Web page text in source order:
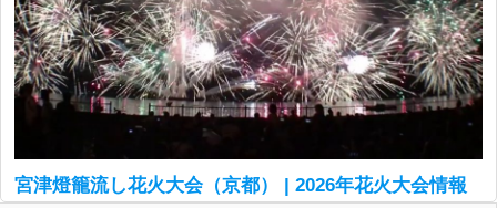
宮津燈籠流し花火大会（京都） | 2026年花火大会情報